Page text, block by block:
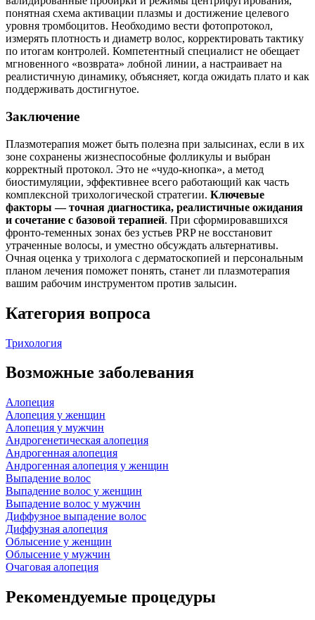
понятная схема активации плазмы и достижение целевого
уровня тромбоцитов. Необходимо вести фотопротокол,
измерять плотность и диаметр волос, корректировать тактику
по итогам контролей. Компетентный специалист не обещает
мгновенного «возврата» лобной линии, а настраивает на
реалистичную динамику, объясняет, когда ожидать плато и как
поддерживать достигнутое.
Заключение
Плазмотерапия может быть полезна при залысинах, если в их
зоне сохранены жизнеспособные фолликулы и выбран
корректный протокол. Это не «чудо-кнопка», а метод
биостимуляции, эффективнее всего работающий как часть
комплексной трихологической стратегии. Ключевые
факторы — точная диагностика, реалистичные ожидания
и сочетание с базовой терапией. При сформировавшихся
фронто-теменных зонах без устьев PRP не восстановит
утраченные волосы, и уместно обсуждать альтернативы.
Очная оценка у трихолога с дерматоскопией и персональным
планом лечения поможет понять, станет ли плазмотерапия
вашим рабочим инструментом против залысин.
Категория вопроса
Трихология
Возможные заболевания
Алопеция
Алопеция у женщин
Алопеция у мужчин
Андрогенетическая алопеция
Андрогенная алопеция
Андрогенная алопеция у женщин
Выпадение волос
Выпадение волос у женщин
Выпадение волос у мужчин
Диффузное выпадение волос
Диффузная алопеция
Облысение у женщин
Облысение у мужчин
Очаговая алопеция
Рекомендуемые процедуры